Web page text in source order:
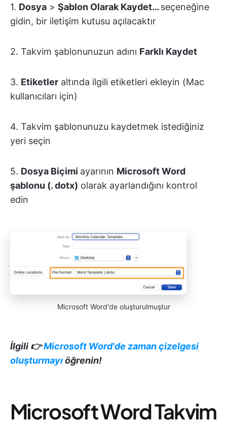
1. Dosya > Şablon Olarak Kaydet…seçeneğine
gidin, bir iletişim kutusu açılacaktır
2. Takvim şablonunuzun adını Farklı Kaydet
3. Etiketler altında ilgili etiketleri ekleyin (Mac
kullanıcıları için)
4. Takvim şablonunuzu kaydetmek istediğiniz
yeri seçin
5. Dosya Biçimi ayarının Microsoft Word
şablonu (. dotx) olarak ayarlandığını kontrol
edin
Microsoft Word'de oluşturulmuştur
İlgili 👉Microsoft Word'de zaman çizelgesi
oluşturmayıöğrenin!
Microsoft Word Takvim